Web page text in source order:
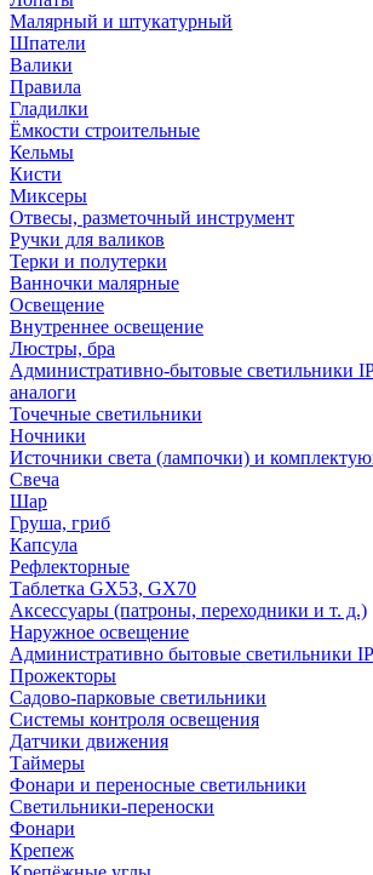
Малярный и штукатурный
Шпатели
Валики
Правила
Гладилки
Ёмкости строительные
Кельмы
Кисти
Миксеры
Отвесы, разметочный инструмент
Ручки для валиков
Терки и полутерки
Ванночки малярные
Освещение
Внутреннее освещение
Люстры, бра
Административно-бытовые светильники
аналоги
Точечные светильники
Ночники
Источники света (лампочки) и
Свеча
Шар
Груша, гриб
Капсула
Рефлекторные
Таблетка GX53, GX70
Аксессуары (патроны, переходники и т. д.)
Наружное освещение
Административно бытовые светильники
Прожекторы
Садово-парковые светильники
Системы контроля освещения
Датчики движения
Таймеры
Фонари и переносные светильники
Светильники-переноски
Фонари
Крепеж